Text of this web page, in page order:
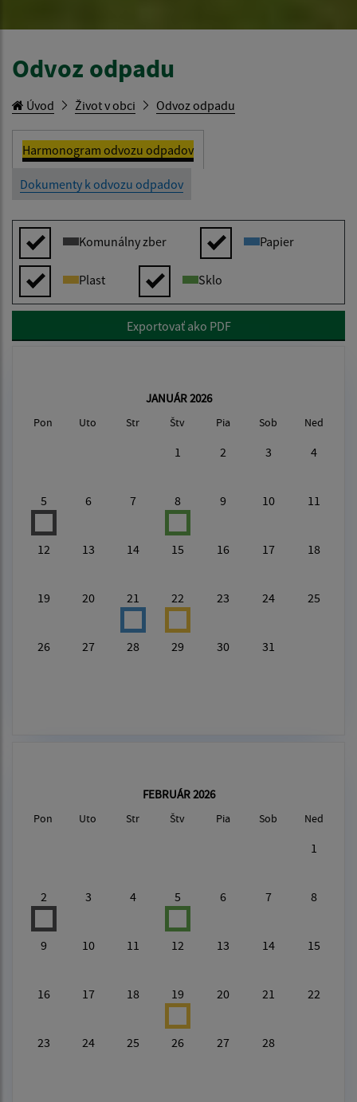
Odvoz odpadu
Úvod Život v obci Odvoz odpadu
Harmonogram odvozu odpadov
Dokumenty k odvozu odpadov
Komunálny zber Papier
Plast Sklo
Exportovať ako PDF
JANUÁR 2026
Pon Uto Str Štv Pia Sob Ned
1 2 3 4
5 6 7 8 9 10 11
12 13 14 15 16 17 18
19 20 21 22 23 24 25
26 27 28 29 30 31
FEBRUÁR 2026
Pon Uto Str Štv Pia Sob Ned
1
2 3 4 5 6 7 8
9 10 11 12 13 14 15
16 17 18 19 20 21 22
23 24 25 26 27 28